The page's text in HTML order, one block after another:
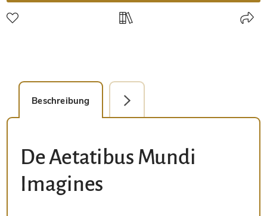
Beschreibung Detailbild
De Aetatibus Mundi
Imagines